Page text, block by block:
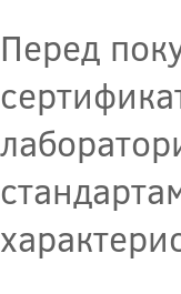
Перед